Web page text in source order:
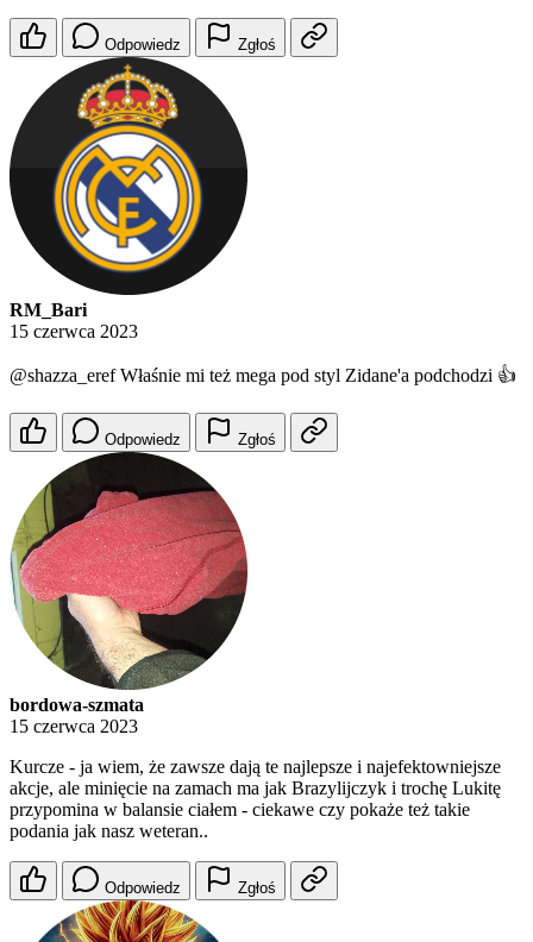
Odpowiedz Zgłoś
RM_Bari
15 czerwca 2023
@shazza_erefWłaśnie mi też mega pod styl Zidane'a podchodzi 👍
Odpowiedz Zgłoś
bordowa-szmata
15 czerwca 2023
Kurcze - ja wiem, że zawsze dają te najlepsze i najefektowniejsze
akcje, ale minięcie na zamach ma jak Brazylijczyk i trochę Lukitę
przypomina w balansie ciałem - ciekawe czy pokaże też takie
podania jak nasz weteran..
Odpowiedz Zgłoś